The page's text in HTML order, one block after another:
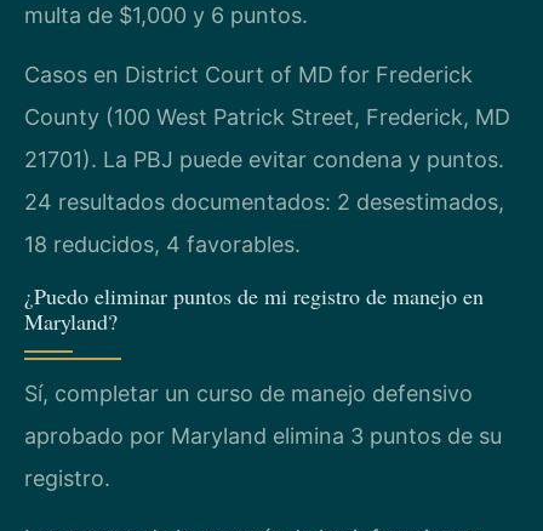
multa de $1,000 y 6 puntos.
Casos en District Court of MD for Frederick
County (100 West Patrick Street, Frederick, MD
21701). La PBJ puede evitar condena y puntos.
24 resultados documentados: 2 desestimados,
18 reducidos, 4 favorables.
¿Puedo eliminar puntos de mi registro de manejo en
Maryland?
Sí, completar un curso de manejo defensivo
aprobado por Maryland elimina 3 puntos de su
registro.